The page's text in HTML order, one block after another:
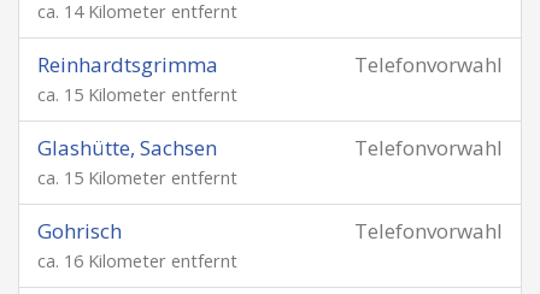
ca. 14 Kilometer entfernt
Telefonvorwahl
Reinhardtsgrimma
ca. 15 Kilometer entfernt
Telefonvorwahl
Glashütte, Sachsen
ca. 15 Kilometer entfernt
Telefonvorwahl
Gohrisch
ca. 16 Kilometer entfernt